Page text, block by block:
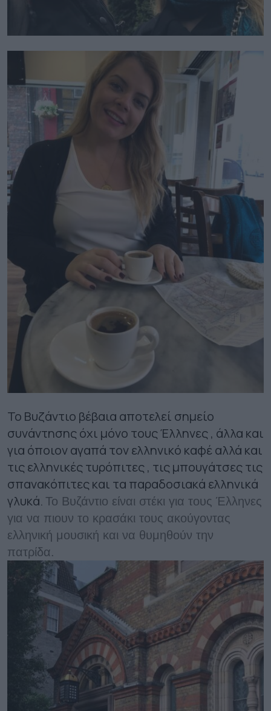
Το Βυζάντιο βέβαια αποτελεί σημείο
συνάντησης όχι μόνο τους Έλληνες , άλλα και
για όποιον αγαπά τον ελληνικό καφέ αλλά και
τις ελληνικές τυρόπιτες , τις μπουγάτσες τις
σπανακόπιτες και τα παραδοσιακά ελληνικά
γλυκά. Το Βυζάντιο είναι στέκι για τους Έλληνες
για να πιουν το κρασάκι τους ακούγοντας
ελληνική μουσική και να θυμηθούν την
πατρίδα.